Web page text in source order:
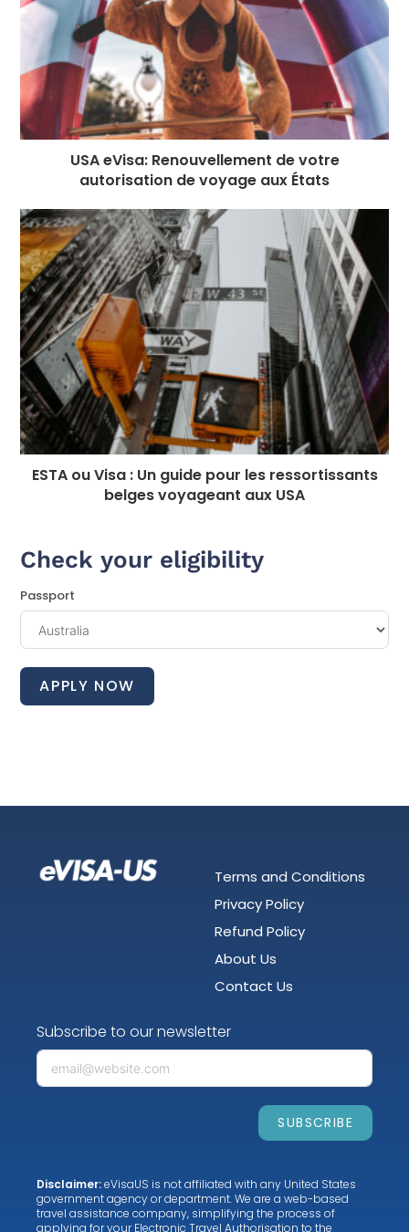
USA eVisa: Renouvellement de votre
autorisation de voyage aux États
ESTA ou Visa : Un guide pour les ressortissants
belges voyageant aux USA
Check your eligibility
Passport
APPLY NOW
Terms and Conditions
Privacy Policy
Refund Policy
About Us
Contact Us
Subscribe to our newsletter
SUBSCRIBE
Disclaimer:eVisaUS is not affiliated with any United States
government agency or department. We are a web-based
travel assistance company, simplifying the process of
applying for your Electronic Travel Authorisation to the